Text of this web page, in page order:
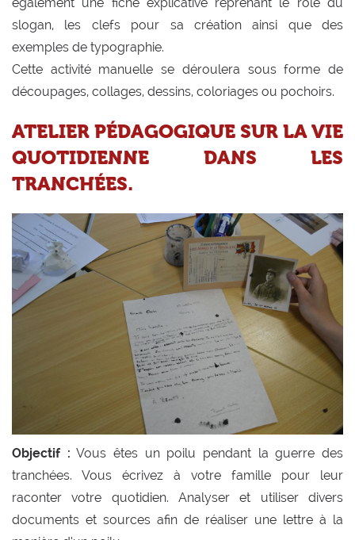
slogan, les clefs pour sa création ainsi que des
exemples de typographie.
Cette activité manuelle se déroulera sous forme de
découpages, collages, dessins, coloriages ou pochoirs.
ATELIER PÉDAGOGIQUE SUR LA VIE
QUOTIDIENNE DANS LES
TRANCHÉES.
Objectif : Vous êtes un poilu pendant la guerre des
tranchées. Vous écrivez à votre famille pour leur
raconter votre quotidien. Analyser et utiliser divers
documents et sources afin de réaliser une lettre à la